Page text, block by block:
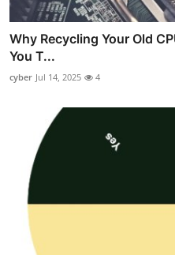
Why Recycling Your Old
You T...
cyber Jul 14, 2025 4